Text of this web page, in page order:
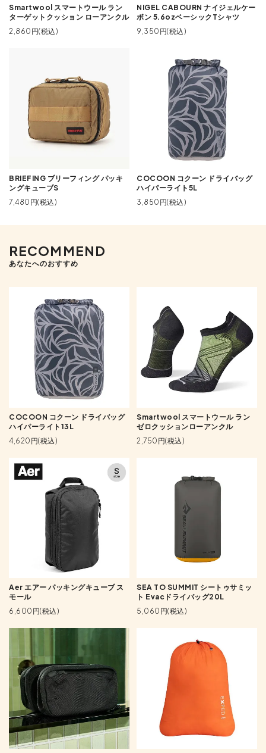
Smartwool スマートウール ラン
ターゲットクッション ローアンクル
2,860円(税込)
NIGEL CABOURN ナイジェルケー
ボン 5.6ozベーシックTシャツ
9,350円(税込)
BRIEFING ブリーフィング パッキ
ングキューブS
7,480円(税込)
COCOON コクーン ドライバッグ
ハイパーライト5L
3,850円(税込)
RECOMMEND
あなたへのおすすめ
COCOON コクーン ドライバッグ
ハイパーライト13L
4,620円(税込)
Smartwool スマートウール ラン
ゼロクッションローアンクル
2,750円(税込)
Aer エアー パッキングキューブ ス
モール
6,600円(税込)
SEA TO SUMMIT シートゥサミッ
ト Evacドライバッグ20L
5,060円(税込)